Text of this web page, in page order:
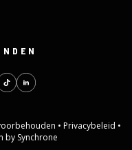
• Privacybeleid •
by Synchrone